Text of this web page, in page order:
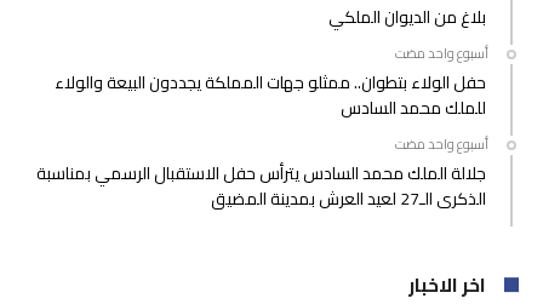
بلاغ من الديوان الملكي
‫‫‫‏‫أسبوع واحد مضت‬
حفل الولاء بتطوان.. ممثلو جهات المملكة يجددون البيعة والولاء
للملك محمد السادس
‫‫‫‏‫أسبوع واحد مضت‬
جلالة الملك محمد السادس يترأس حفل الاستقبال الرسمي بمناسبة
الذكرى الـ27 لعيد العرش بمدينة المضيق
اخر الاخبار